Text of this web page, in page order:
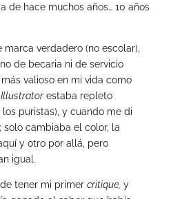
de hace muchos años… 10 años
verdadero (no escolar),
de becaria ni de servicio
valioso en mi vida como
Illustrator estaba repleto
puristas), y cuando me di
solo cambiaba el color, la
y otro por allá, pero
igual.
tener mi primer critique, y